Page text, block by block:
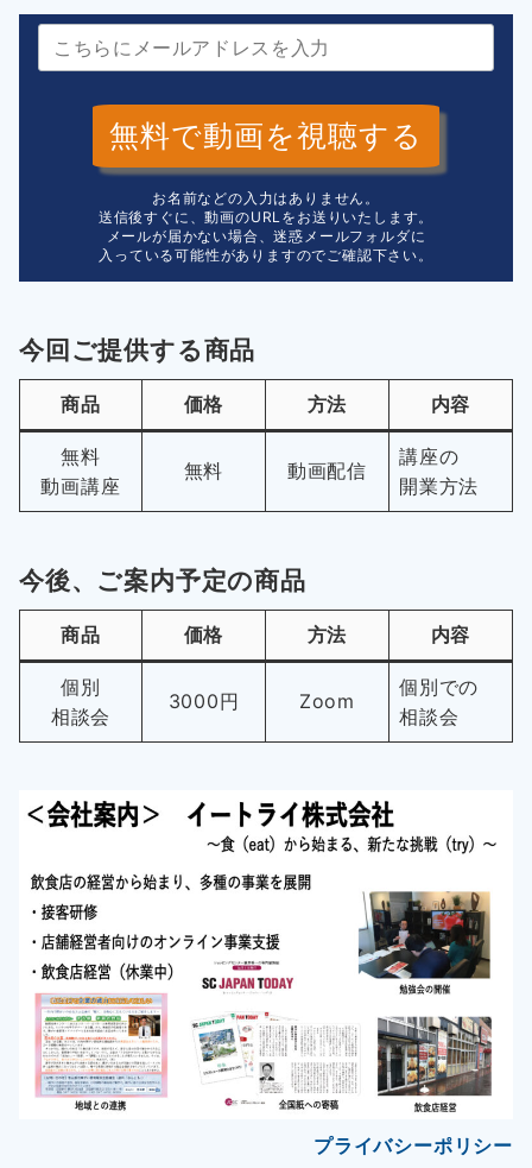
無料で動画を視聴する
お名前などの入力はありません。
送信後すぐに、動画のURLをお送りいたします。
メールが届かない場合、迷惑メールフォルダに
入っている可能性がありますのでご確認下さい。
今回ご提供する商品
商品 価格 方法 内容
無料
動画講座
無料 動画配信
講座の
開業方法
今後、ご案内予定の商品
商品 価格 方法 内容
個別
相談会
3000円 Zoom
個別での
相談会
プライバシーポリシー